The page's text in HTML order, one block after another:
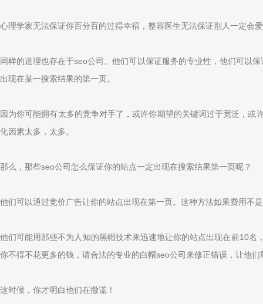
心理学家无法保证你百分百的过得幸福，整容医生无法保证别人一定会
同样的道理也存在于seo公司。他们可以保证服务的专业性，他们可以
出现在某一搜索结果的第一页。
因为你可能拥有太多的竞争对手了，或许你期望的关键词过于宽泛，
化因素太多，太多。
那么，那些seo公司怎么保证你的站点一定出现在搜索结果第一页呢？
他们可以通过竞价广告让你的站点出现在第一页。这种方法如果费用不
他们可能用那些不为人知的黑帽技术来迅速地让你的站点出现在前10
你不得不花更多的钱，请合法的专业的白帽seo公司来修正错误，让他
这时候，你才明白他们在撒谎！